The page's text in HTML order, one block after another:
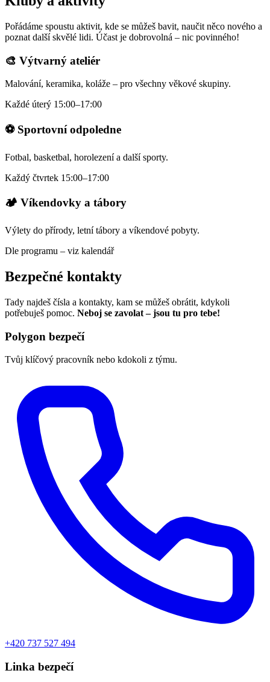
Pořádáme spoustu aktivit, kde se můžeš bavit, naučit něco nového a
poznat další skvělé lidi. Účast je dobrovolná – nic povinného!
🎨 Výtvarný ateliér
Malování, keramika, koláže – pro všechny věkové skupiny.
Každé úterý 15:00–17:00
⚽ Sportovní odpoledne
Fotbal, basketbal, horolezení a další sporty.
Každý čtvrtek 15:00–17:00
🏕️ Víkendovky a tábory
Výlety do přírody, letní tábory a víkendové pobyty.
Dle programu – viz kalendář
Bezpečné kontakty
Tady najdeš čísla a kontakty, kam se můžeš obrátit, kdykoli
potřebuješ pomoc. Neboj se zavolat – jsou tu pro tebe!
Polygon bezpečí
Tvůj klíčový pracovník nebo kdokoli z týmu.
+420 737 527 494
Linka bezpečí